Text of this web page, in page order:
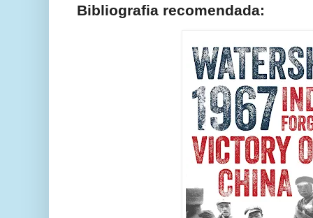
Bibliografia recomendada: